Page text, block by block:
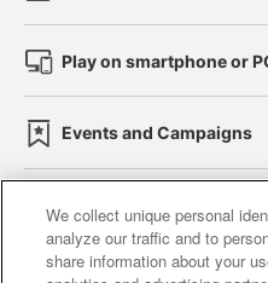
Play on smartphone or
Events and Campaigns
Affiliate Sustainability
We collect unique personal
analyze our traffic and to
share information about your